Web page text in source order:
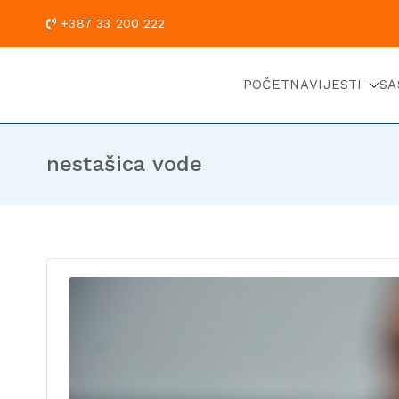
+387 33 200
POČETNAVIJESTI
nestašica vode